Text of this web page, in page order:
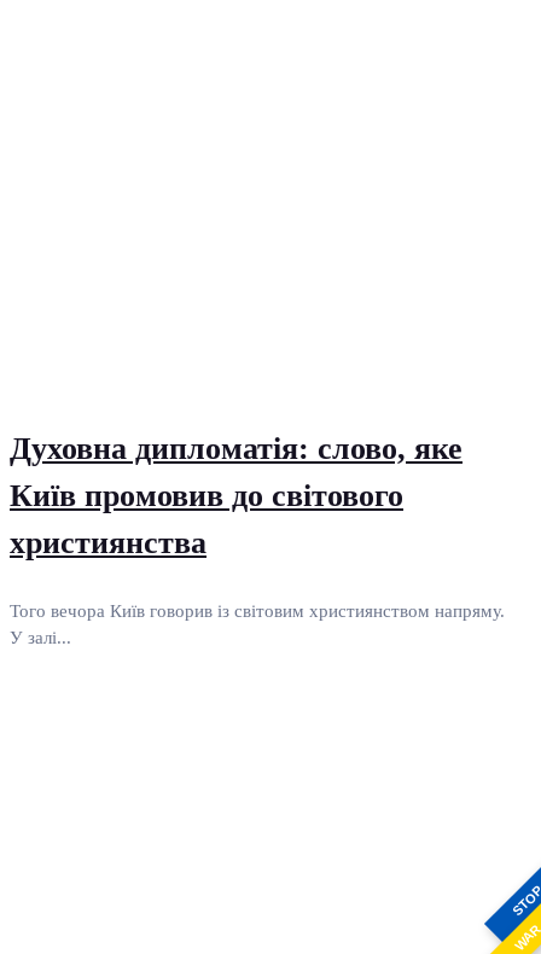
Духовна дипломатія: слово, яке
Київ промовив до світового
християнства
Того вечора Київ говорив із світовим християнством напряму.
У залі...